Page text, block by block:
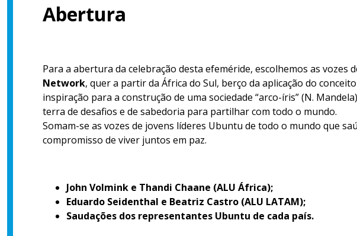
Abertura
Para a abertura da celebração desta efeméride, escolhemos as vozes
Network, quer a partir da África do Sul, berço da aplicação do
inspiração para a construção de uma sociedade “arco-íris” (N.
terra de desafios e de sabedoria para partilhar com todo o mundo.
Somam-se as vozes de jovens líderes Ubuntu de todo o mundo que
compromisso de viver juntos em paz.
John Volmink e Thandi Chaane (ALU África);
Eduardo Seidenthal e Beatriz Castro (ALU LATAM);
Saudações dos representantes Ubuntu de cada país.